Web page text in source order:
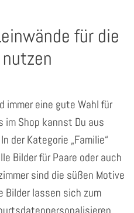
für die
immer eine gute Wahl für
im Shop kannst Du aus
der Kategorie „Familie“
Bilder für Paare oder auch
sind die süßen Motive
Bilder lassen sich zum